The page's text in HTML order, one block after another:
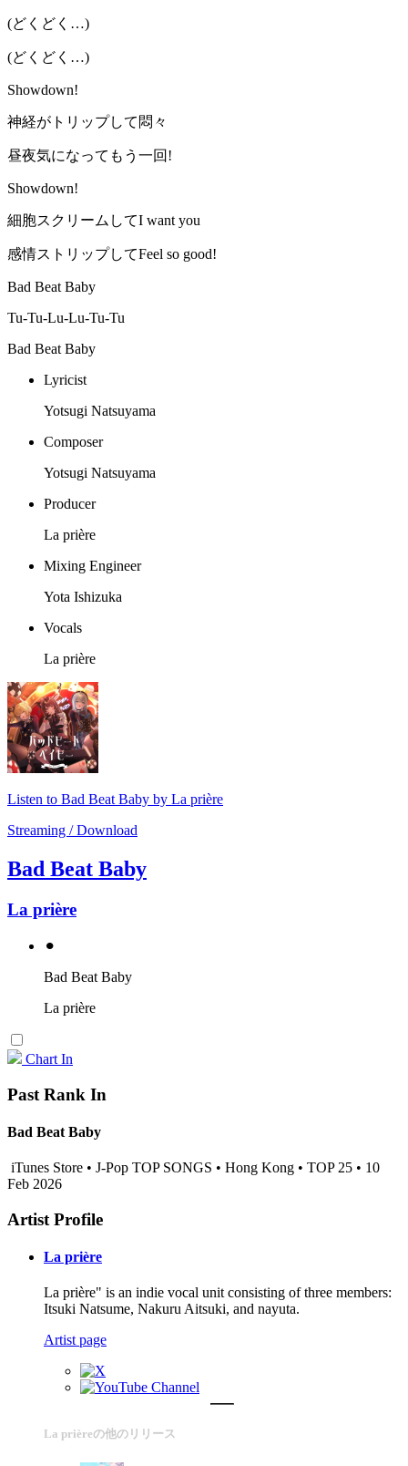
(どくどく…)
(どくどく…)
Showdown!
神経がトリップして悶々
昼夜気になってもう一回!
Showdown!
細胞スクリームしてI want you
感情ストリップしてFeel so good!
Bad Beat Baby
Tu-Tu-Lu-Lu-Tu-Tu
Bad Beat Baby
Lyricist
Yotsugi Natsuyama
Composer
Yotsugi Natsuyama
Producer
La prière
Mixing Engineer
Yota Ishizuka
Vocals
La prière
Listen to Bad Beat Baby by La prière
Streaming / Download
Bad Beat Baby
La prière
⚫︎
Bad Beat Baby
La prière
Chart In
Past Rank In
Bad Beat Baby
iTunes Store • J-Pop TOP SONGS • Hong Kong • TOP 25 • 10
Feb 2026
Artist Profile
La prière
La prière" is an indie vocal unit consisting of three members:
Itsuki Natsume, Nakuru Aitsuki, and nayuta.
Artist page
La prièreの他のリリース